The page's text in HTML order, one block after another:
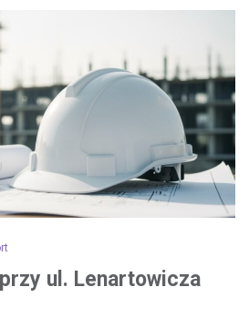
ul. Lenartowicza